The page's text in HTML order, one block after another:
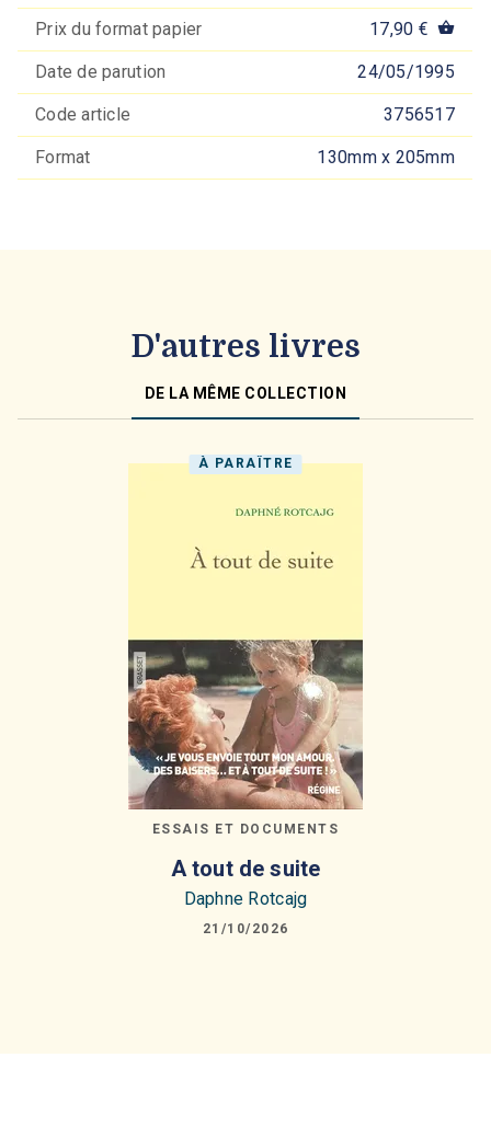
Prix du format papier 17,90 € shopping_basket
Date de parution 24/05/1995
Code article 3756517
Format 130mm x 205mm
D'autres livres
DE LA MÊME COLLECTION
À PARAÎTRE
ESSAIS ET DOCUMENTS
A tout de suite
Daphne Rotcajg
21/10/2026